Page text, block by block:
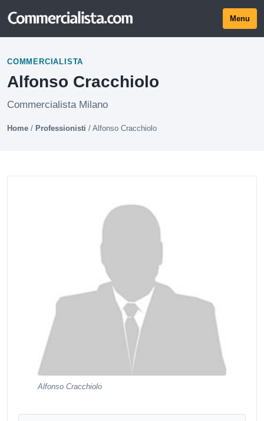
Menu
COMMERCIALISTA
Alfonso Cracchiolo
Commercialista Milano
Home / Professionisti / Alfonso Cracchiolo
Alfonso Cracchiolo